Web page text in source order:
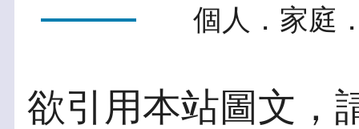
個人．家庭
欲引用本站圖文，